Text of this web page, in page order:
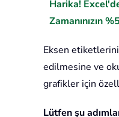
Harika!
Zamanınızın
Eksen
edilmesine ve
grafikler için
Lütfen şu